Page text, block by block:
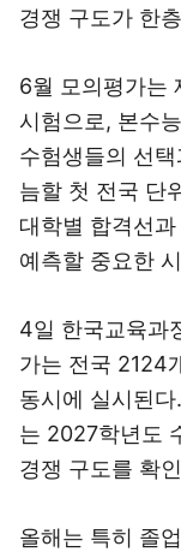
경쟁 구도가 한
6월 모의평가는
시험으로, 본수
수험생들의 선
늠할 첫 전국 단
대학별 합격선
예측할 중요한
4일 한국교육과
가는 전국 2124
동시에 실시된
는 2027학년도
경쟁 구도를 확
올해는 특히 졸